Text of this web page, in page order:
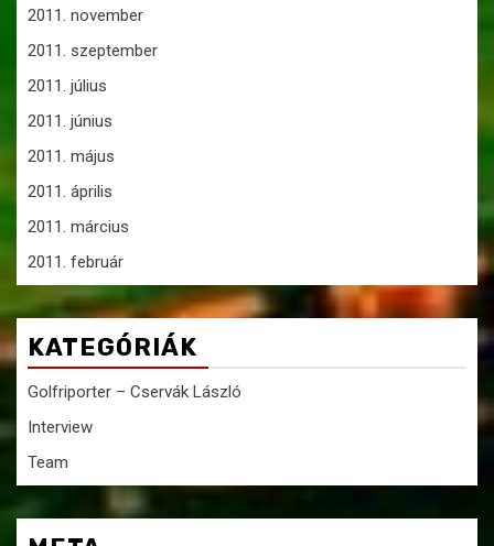
2011. november
2011. szeptember
2011. július
2011. június
2011. május
2011. április
2011. március
2011. február
KATEGÓRIÁK
Golfriporter – Cservák László
Interview
Team